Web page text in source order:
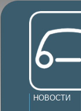
НОВОСТИ